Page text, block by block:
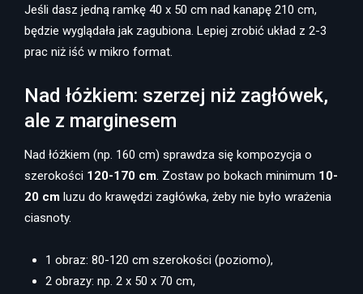
Jeśli dasz jedną ramkę 40 x 50 cm nad kanapę 210 cm,
będzie wyglądała jak zagubiona. Lepiej zrobić układ z 2-3
prac niż iść w mikro format.
Nad łóżkiem: szerzej niż zagłówek,
ale z marginesem
Nad łóżkiem (np. 160 cm) sprawdza się kompozycja o
szerokości 120-170 cm. Zostaw po bokach minimum 10-
20 cm luzu do krawędzi zagłówka, żeby nie było wrażenia
ciasnoty.
1 obraz: 80-120 cm szerokości (poziomo),
2 obrazy: np. 2 x 50 x 70 cm,